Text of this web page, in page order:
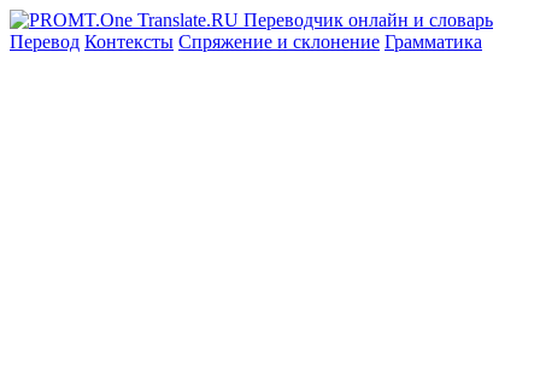
Перевод Контексты Спряжение и склонение Грамматика